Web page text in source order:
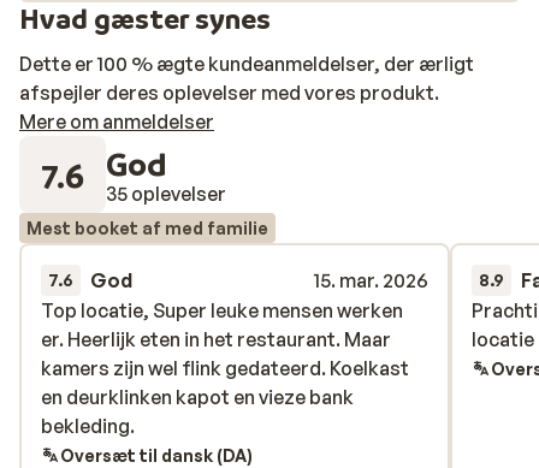
Hvad gæster synes
Dette er 100 % ægte kundeanmeldelser, der ærligt
afspejler deres oplevelser med vores produkt.
Mere om anmeldelser
7.6 God
35 oplevelser
Mest booket af med familie
7.6 God
15. mar. 2026
Top locatie, Super leuke mensen werken
er. Heerlijk eten in het restaurant. Maar
kamers zijn wel flink gedateerd. Koelkast
en deurklinken kapot en vieze bank
bekleding.
Top locatie, Super leuke mensen werken
er. Heerlijk eten in het restaurant. Maar
kamers zijn wel flink gedateerd. Koelkast
en deurklinken kapot en vieze bank
bekleding.
Oversæt til dansk (DA)
8.9
locatie
locatie